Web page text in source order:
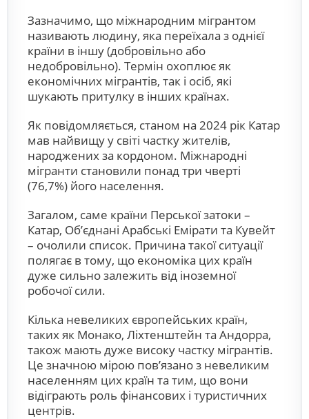
Зазначимо, що міжнародним мігрантом
називають людину, яка переїхала з однієї
країни в іншу (добровільно або
недобровільно). Термін охоплює як
економічних мігрантів, так і осіб, які
шукають притулку в інших країнах.
Як повідомляється, станом на 2024 рік Катар
мав найвищу у світі частку жителів,
народжених за кордоном. Міжнародні
мігранти становили понад три чверті
(76,7%) його населення.
Загалом, саме країни Перської затоки –
Катар, Об’єднані Арабські Емірати та Кувейт
– очолили список. Причина такої ситуації
полягає в тому, що економіка цих країн
дуже сильно залежить від іноземної
робочої сили.
Кілька невеликих європейських країн,
таких як Монако, Ліхтенштейн та Андорра,
також мають дуже високу частку мігрантів.
Це значною мірою пов’язано з невеликим
населенням цих країн та тим, що вони
відіграють роль фінансових і туристичних
центрів.